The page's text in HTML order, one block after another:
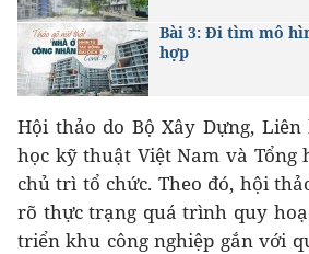
Bài 3: Đi tìm mô
hợp
Hội thảo do Bộ Xây Dựng,
học kỹ thuật Việt Nam và Tổng
chủ trì tổ chức. Theo đó, hội
rõ thực trạng quá trình quy
triển khu công nghiệp gắn với